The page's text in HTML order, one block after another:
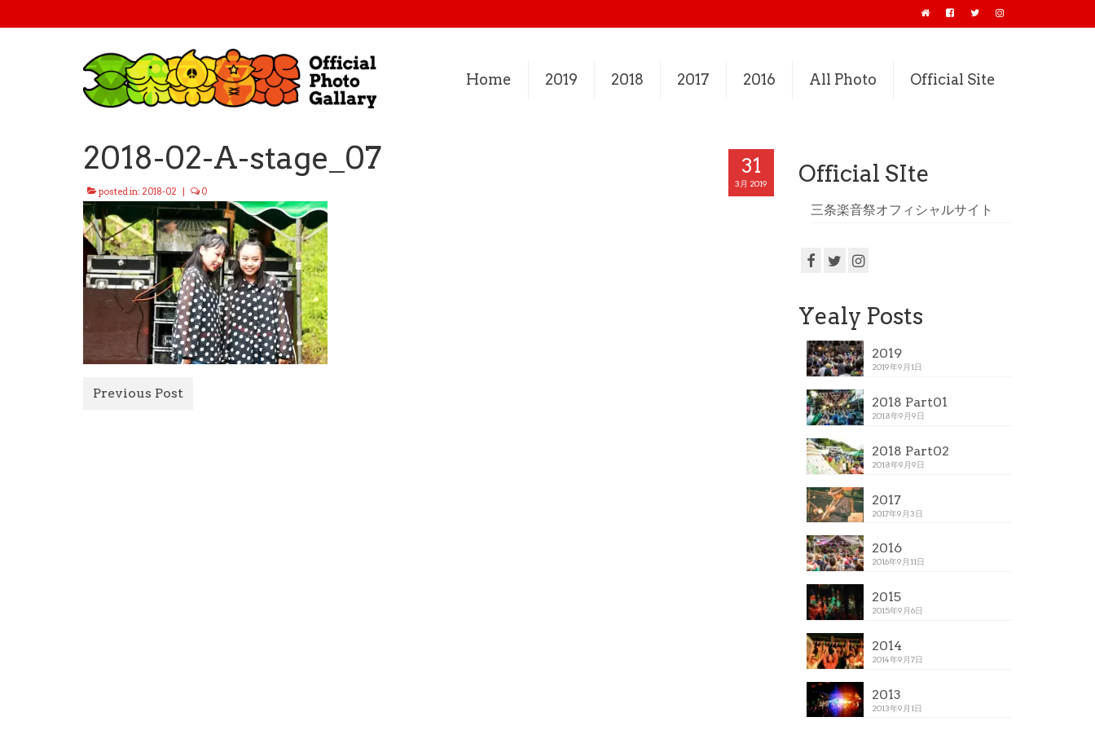
Home 2019 2018 2017 2016 All Photo Official Site
31
3月 2019
2018-02-A-stage_07
posted in: 2018-02 0
Previous Post
Official SIte
三条楽音祭オフィシャルサイト
Yealy Posts
2019
2019年9月1日
2018 Part01
2018年9月9日
2018 Part02
2018年9月9日
2017
2017年9月3日
2016
2016年9月11日
2015
2015年9月6日
2014
2014年9月7日
2013
2013年9月1日